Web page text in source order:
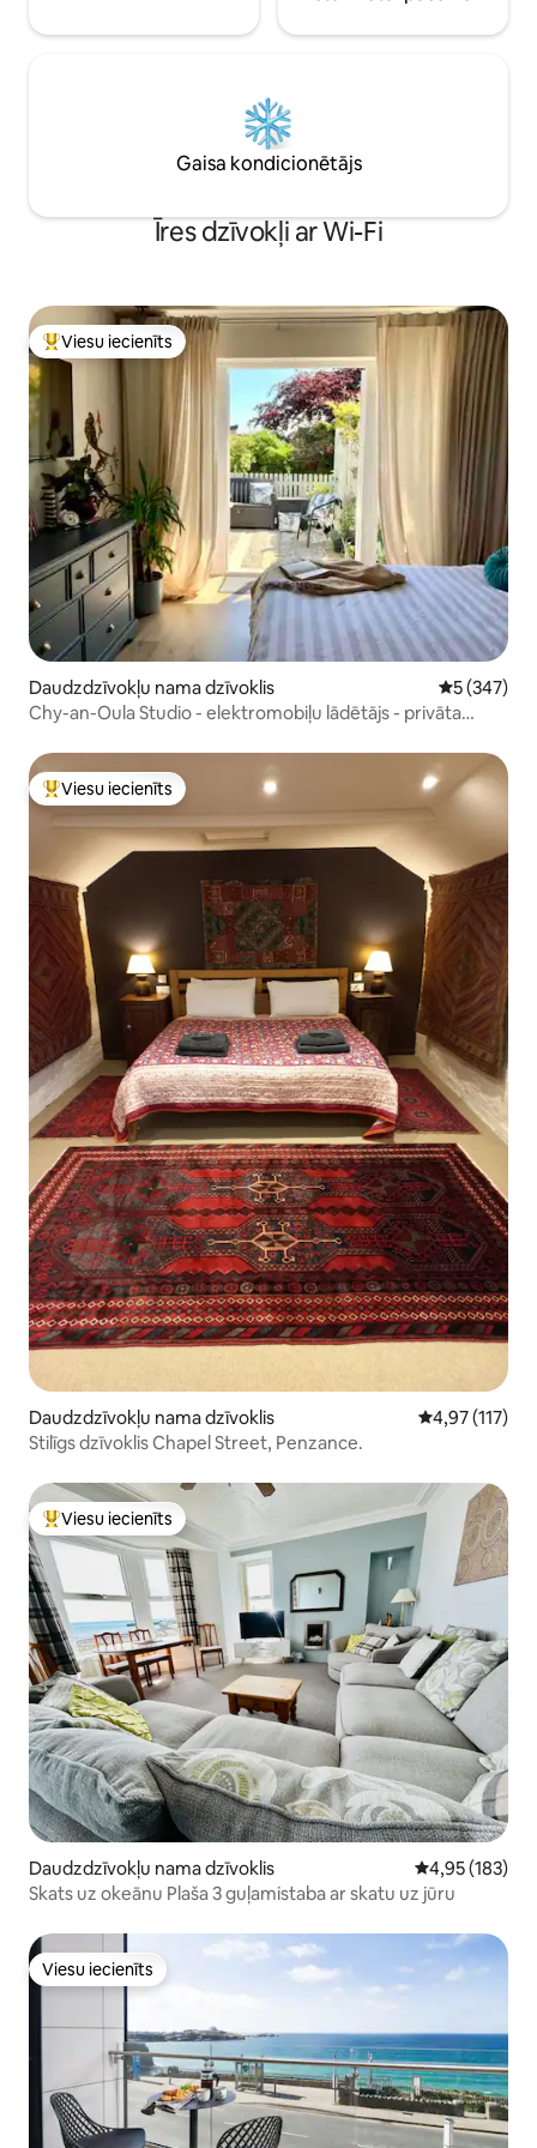
Gaisa kondicionētājs
Īres dzīvokļi ar Wi-Fi
Populārs viesu iecienīts mājoklis
Viesu iecienīts
Daudzdzīvokļu nama dzīvoklis Vidējais
5 (347)
Chy-an-Oula Studio - elektromobiļu lādētājs - privāta
Populārs viesu iecienīts mājoklis
Viesu iecienīts
Daudzdzīvokļu nama dzīvoklis Vidējais
4,97 (117)
Stilīgs dzīvoklis Chapel Street, Penzance.
Populārs viesu iecienīts mājoklis
Viesu iecienīts
Daudzdzīvokļu nama dzīvoklis Vidējais
4,95 (183)
Skats uz okeānu Plaša 3 guļamistaba ar skatu uz jūru
Viesu iecienīts
Viesu iecienīts